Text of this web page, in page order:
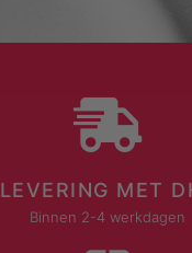
LEVERING MET
Binnen 2-4 werkdagen